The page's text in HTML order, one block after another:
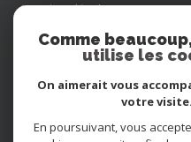
Mentions légales
Comme
utilise les
On aimerait vous
votre visite.
En poursuivant, vous